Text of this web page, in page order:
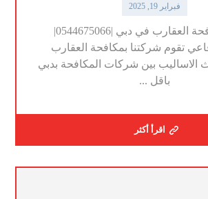
فبراير 19, 2025
شركة مكافحة العقارب في دبي |0544675066|
تقوم شركتنا بمكافحة العقارب
الاساليب بين شركات المكافحة بدبي
باقل ...
اقرأ أكثر